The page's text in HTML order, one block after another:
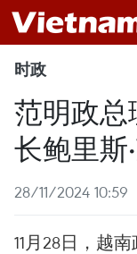
时政
范明政总
长鲍里斯
28/11/2024 10:59
11月28日，越